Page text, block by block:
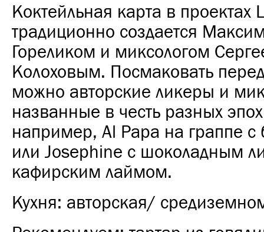
Коктейльная карта в проектах
традиционно создается
Гореликом и миксологом
Колоховым. Посмаковать
можно авторские ликеры и
названные в честь разных
например, Al Papa на граппе
или Josephine c шоколадным
кафирским лаймом.
Кухня: авторская/